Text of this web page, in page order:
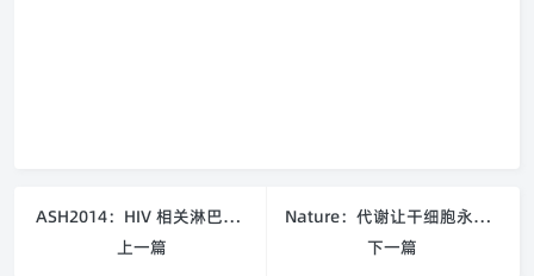
ASH2014：HIV 相关淋巴瘤患者纳入干细胞移植临床试验
上一篇
Nature：代谢让干细胞永葆青春
下一篇